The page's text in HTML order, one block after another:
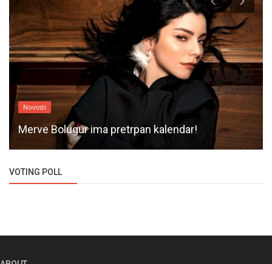
Novosti
Merve Bolugur ima pretrpan kalendar!
VOTING POLL